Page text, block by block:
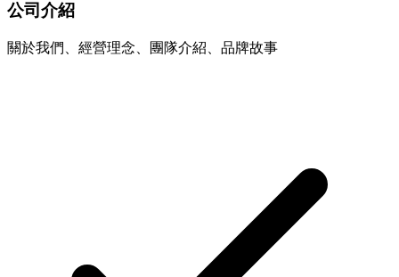
公司介紹
關於我們、經營理念、團隊介紹、品牌故事